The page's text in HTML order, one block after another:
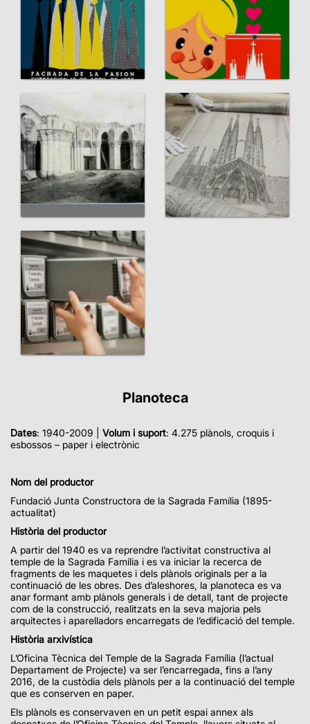
Planoteca
Dates: 1940-2009 | Volum i suport: 4.275 plànols, croquis i
esbossos – paper i electrònic
Nom del productor
Fundació Junta Constructora de la Sagrada Família (1895-
actualitat)
Història del productor
A partir del 1940 es va reprendre l’activitat constructiva al
temple de la Sagrada Família i es va iniciar la recerca de
fragments de les maquetes i dels plànols originals per a la
continuació de les obres. Des d’aleshores, la planoteca es va
anar formant amb plànols generals i de detall, tant de projecte
com de la construcció, realitzats en la seva majoria pels
arquitectes i aparelladors encarregats de l’edificació del temple.
Història arxivística
L’Oficina Tècnica del Temple de la Sagrada Família (l’actual
Departament de Projecte) va ser l’encarregada, fins a l’any
2016, de la custòdia dels plànols per a la continuació del temple
que es conserven en paper.
Els plànols es conservaven en un petit espai annex als